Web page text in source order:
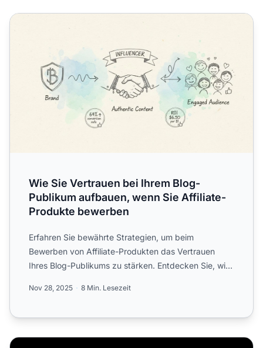
Wie Sie Vertrauen bei Ihrem Blog-Publikum aufbauen,
Wie Sie Vertrauen bei Ihrem Blog-
Publikum aufbauen, wenn Sie Affiliate-
Produkte bewerben
Erfahren Sie bewährte Strategien, um beim
Bewerben von Affiliate-Produkten das Vertrauen
Ihres Blog-Publikums zu stärken. Entdecken Sie, wie
Nov 28, 2025 8 Min. Lesezeit
So haben Sie Erfolg im Affiliate-Marketing